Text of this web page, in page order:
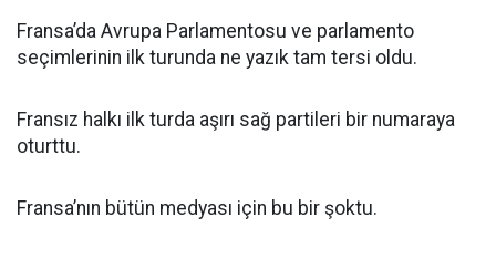
Fransa’da Avrupa Parlamentosu ve parlamento
seçimlerinin ilk turunda ne yazık tam tersi oldu.
Fransız halkı ilk turda aşırı sağ partileri bir numaraya
oturttu.
Fransa’nın bütün medyası için bu bir şoktu.